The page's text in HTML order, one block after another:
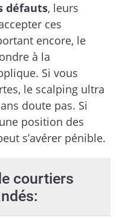
défauts, leurs
ces
encore, le
à la
Si vous
le scalping ultra
doute pas. Si
position des
s’avérer pénible.
courtiers